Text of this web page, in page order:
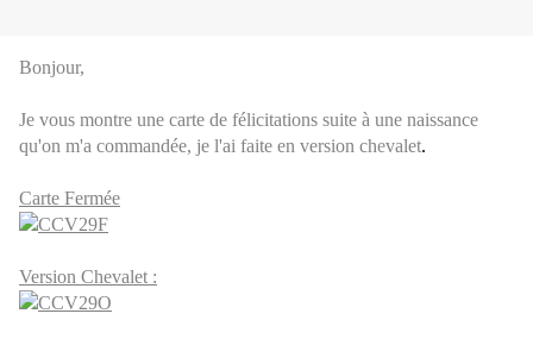
Bonjour,
Je vous montre une carte de félicitations suite à une naissance
qu'on m'a commandée, je l'ai faite en version chevalet.
Carte Fermée
Version Chevalet :